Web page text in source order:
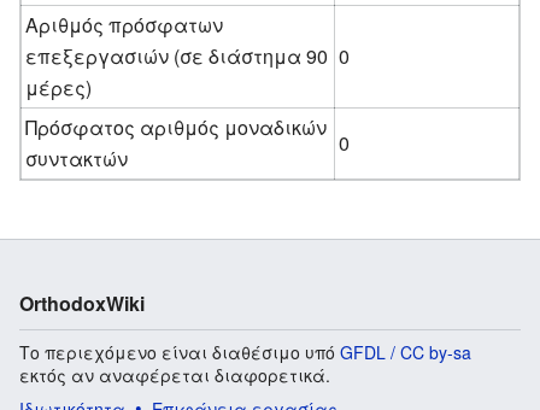
Αριθμός πρόσφατων
επεξεργασιών (σε διάστημα 90
μέρες)
0
Πρόσφατος αριθμός μοναδικών
συντακτών
0
OrthodoxWiki
Το περιεχόμενο είναι διαθέσιμο υπό GFDL / CC by-sa
εκτός αν αναφέρεται διαφορετικά.